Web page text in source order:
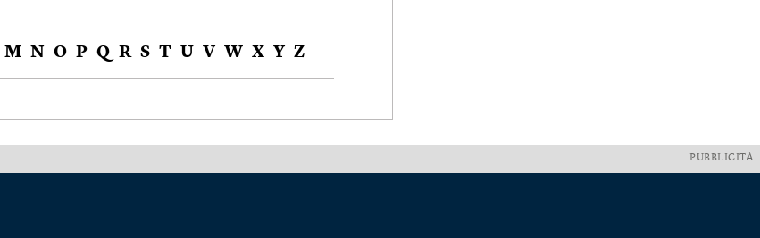
M N O P Q R S T U V W X Y Z
PUBBLICITÀ